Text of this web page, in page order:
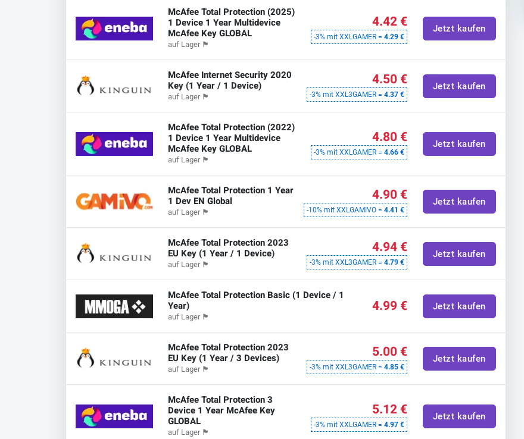
McAfee Total Protection (2025)
1 Device 1 Year Multidevice
McAfee Key GLOBAL
auf Lager 🏴
4.42 €
-3% mit XXLGAMER = 4.29 €
Jetzt kaufen
McAfee Internet Security 2020
Key (1 Year / 1 Device)
auf Lager 🏴
4.50 €
-3% mit XXL3GAMER = 4.37 €
Jetzt kaufen
McAfee Total Protection (2022)
1 Device 1 Year Multidevice
McAfee Key GLOBAL
auf Lager 🏴
4.80 €
-3% mit XXLGAMER = 4.66 €
Jetzt kaufen
McAfee Total Protection 1 Year
1 Dev EN Global
auf Lager 🏴
4.90 €
-10% mit XXLGAMIVO = 4.41 €
Jetzt kaufen
McAfee Total Protection 2023
EU Key (1 Year / 1 Device)
auf Lager 🏴
4.94 €
-3% mit XXL3GAMER = 4.79 €
Jetzt kaufen
McAfee Total Protection Basic (1 Device / 1
Year)
auf Lager 🏴
4.99 € Jetzt kaufen
McAfee Total Protection 2023
EU Key (1 Year / 3 Devices)
auf Lager 🏴
5.00 €
-3% mit XXL3GAMER = 4.85 €
Jetzt kaufen
McAfee Total Protection 3
Device 1 Year McAfee Key
GLOBAL
auf Lager 🏴
5.12 €
-3% mit XXLGAMER = 4.97 €
Jetzt kaufen